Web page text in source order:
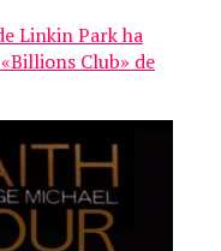
Linkin Park ha
Club» de